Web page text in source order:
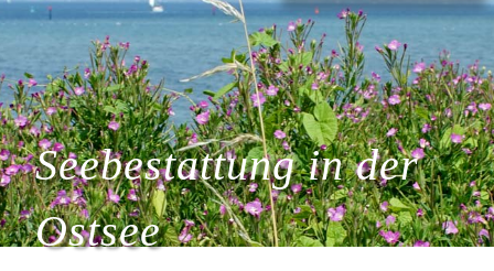
Seebestattung in der
Ostsee